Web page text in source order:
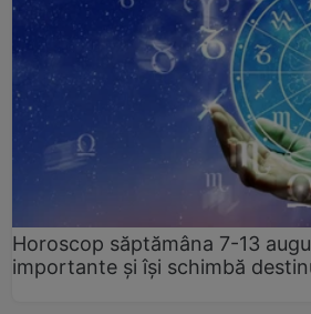
Horoscop săptămâna 7-13
importante și își schimbă